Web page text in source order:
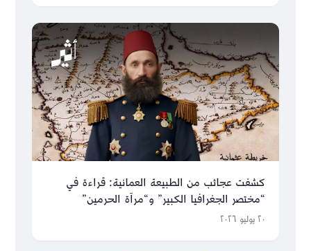
كشفت عجائب من الطبيعة العمانية: قراءة في
“مختصر الجغرافيا الكبير” و“مرآة الحرمين”
٢٠ يوليو ٢٠٢٦